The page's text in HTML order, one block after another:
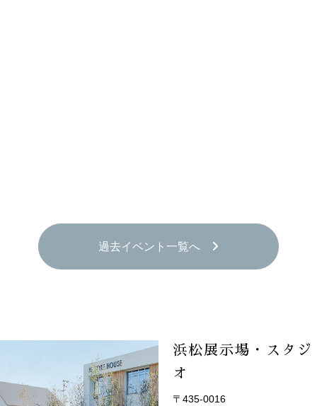
過去イベント一覧へ
浜松展示場・スタジ
オ
〒435-0016